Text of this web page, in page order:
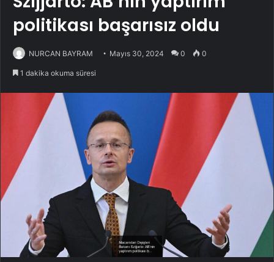
politikası başarısız oldu
NURCAN BAYRAM Mayıs 30, 2024 0 0
1 dakika okuma süresi